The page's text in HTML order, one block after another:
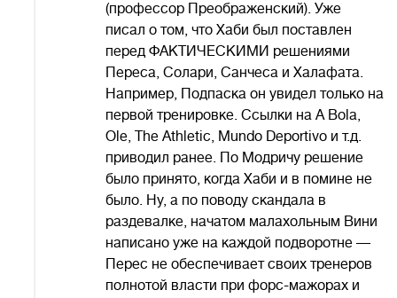
(профессор Преображенский). Уже
писал о том, что Хаби был поставлен
перед ФАКТИЧЕСКИМИ решениями
Переса, Солари, Санчеса и Халафата.
Например, Подпаска он увидел только на
первой тренировке. Ссылки на A Bolа,
Ole, The Athletic, Mundo Deportivo и т.д.
приводил ранее. По Модричу решение
было принято, когда Хаби и в помине не
было. Ну, а по поводу скандала в
раздевалке, начатом малахольным Вини
написано уже на каждой подворотне —
Перес не обеспечивает своих тренеров
полнотой власти при форс-мажорах и